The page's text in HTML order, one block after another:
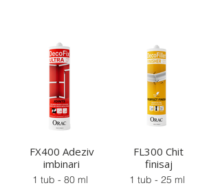
FX400 Adeziv
imbinari
1 tub - 80 ml
FL300 Chit
finisaj
1 tub - 25 ml